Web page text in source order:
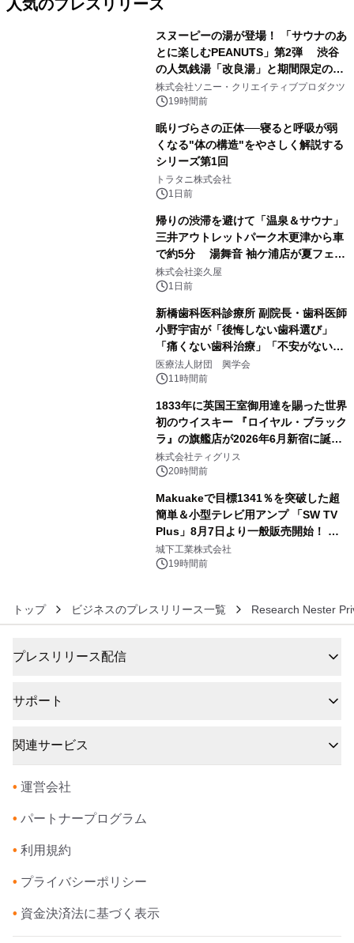
人気のプレスリリース
スヌーピーの湯が登場！ 「サウナのあ
とに楽しむPEANUTS」第2弾 渋谷
の人気銭湯「改良湯」と期間限定のコ
ラボレーション サウナイキタイコラ
ボグッズも発売決定！
株式会社ソニー・クリエイティブプロダクツ
19時間前
眠りづらさの正体──寝ると呼吸が弱
くなる"体の構造"をやさしく解説する
シリーズ第1回
トラタニ株式会社
1日前
帰りの渋滞を避けて「温泉＆サウナ」
三井アウトレットパーク木更津から車
で約5分 湯舞音 袖ケ浦店が夏フェア
メニューを提供
株式会社楽久屋
1日前
新橋歯科医科診療所 副院長・歯科医師
小野宇宙が「後悔しない歯科選び」
「痛くない歯科治療」「不安がない治
療計画」をテーマに専門監修
医療法人財団 興学会
11時間前
1833年に英国王室御用達を賜った世界
初のウイスキー 『ロイヤル・ブラック
ラ』の旗艦店が2026年6月新宿に誕
生 バカルディ ジャパンと連携した
没入型バー「BAR Arca」
株式会社ティグリス
20時間前
Makuakeで目標1341％を突破した超
簡単＆小型テレビ用アンプ 「SW TV
Plus」8月7日より一般販売開始！ ケ
ーブル1本つなぐだけ、テレビの音が
ぐっと豊かに
城下工業株式会社
19時間前
トップ ビジネスのプレスリリース一覧 Research Nester
プレスリリース配信
サポート
関連サービス
• 運営会社
• パートナープログラム
• 利用規約
• プライバシーポリシー
• 資金決済法に基づく表示